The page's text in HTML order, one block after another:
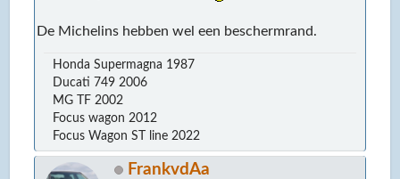
De Michelins hebben wel een beschermrand.
Honda Supermagna 1987
Ducati 749 2006
MG TF 2002
Focus wagon 2012
Focus Wagon ST line 2022
FrankvdAa